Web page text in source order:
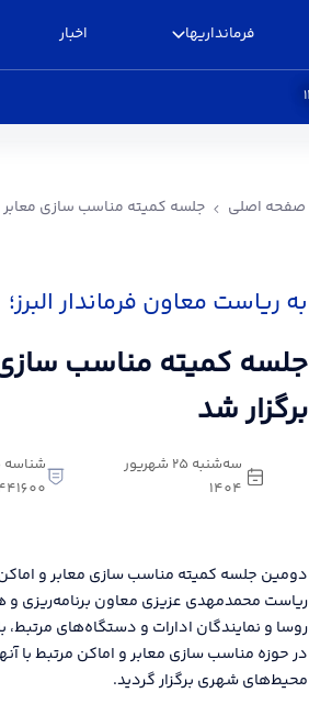
فرمانداریها اخبار
صفحه اصلی جلسه کمیته مناسب سازی معابر
به ریاست معاون فرماندار البرز؛
جلسه کمیته مناسب سازی
برگزار شد
سه‌شنبه 25 شهریور
1404
ریاست محمدمهدی عزیزی معاون برنامه‌ریزی و
روسا و نمایندگان ادارات و دستگاه‌های مرتبط،
در حوزه مناسب سازی معابر و اماکن مرتبط
محیط‌های شهری برگزار گردید.